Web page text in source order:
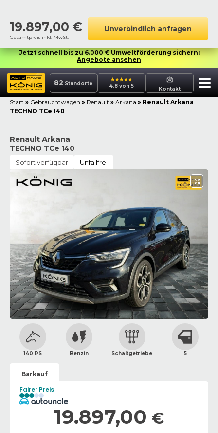
19.897,00 €
Gesamtpreis inkl. MwSt.
Unverbindlich anfragen
Jetzt schnell bis zu 6.000 € Umweltförderung sichern:
Angebote ansehen
82 Standorte 4.8 von 5 Kontakt
Start » Gebrauchtwagen » Renault » Arkana » Renault Arkana
TECHNO TCe 140
Renault Arkana
TECHNO TCe 140
Sofort verfügbar Unfallfrei
140 PS Benzin Schaltgetriebe 5
Barkauf
Fairer Preis
19.897,00 €